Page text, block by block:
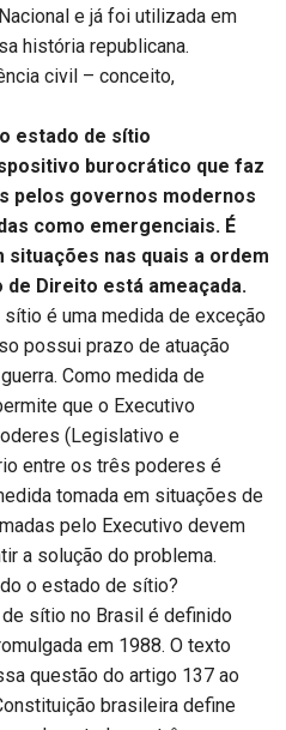
e já foi utilizada em
história republicana.
civil – conceito,
estado de sítio
burocrático que faz
pelos governos modernos
como emergenciais. É
nas quais a ordem
Direito está ameaçada.
é uma medida de exceção
possui prazo de atuação
Como medida de
que o Executivo
(Legislativo e
entre os três poderes é
tomada em situações de
pelo Executivo devem
a solução do problema.
o estado de sítio?
sítio no Brasil é definido
em 1988. O texto
questão do artigo 137 ao
brasileira define